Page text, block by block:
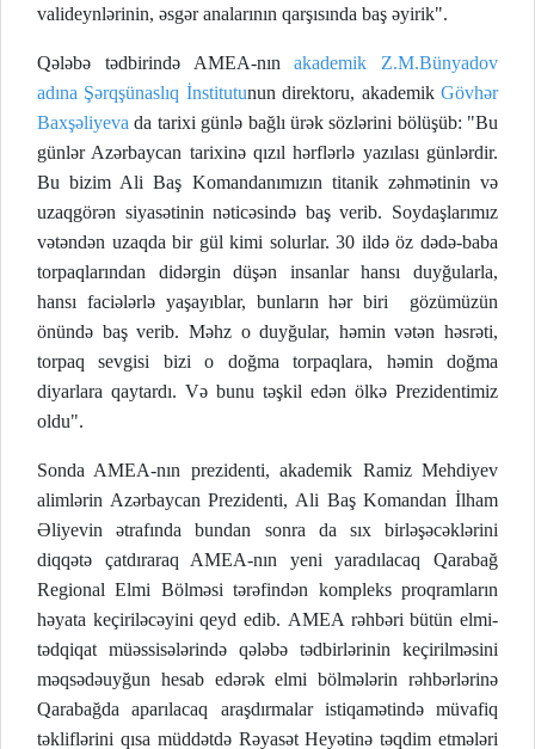
valideynlərinin, əsgər analarının qarşısında baş əyirik".
Qələbə tədbirində AMEA-nınakademik Z.M.Bünyadov
adına Şərqşünaslıq İnstitutunun direktoru, akademikGövhər
Baxşəliyeva da tarixi günlə bağlı ürək sözlərini bölüşüb: "Bu
günlər Azərbaycan tarixinə qızıl hərflərlə yazılası günlərdir.
Bu bizim Ali Baş Komandanımızın titanik zəhmətinin və
uzaqgörən siyasətinin nəticəsində baş verib. Soydaşlarımız
vətəndən uzaqda bir gül kimi solurlar. 30 ildə öz dədə-baba
torpaqlarından didərgin düşən insanlar hansı duyğularla,
hansı faciələrlə yaşayıblar, bunların hər biri gözümüzün
önündə baş verib. Məhz o duyğular, həmin vətən həsrəti,
torpaq sevgisi bizi o doğma torpaqlara, həmin doğma
diyarlara qaytardı. Və bunu təşkil edən ölkə Prezidentimiz
oldu".
Sonda AMEA-nın prezidenti, akademik Ramiz Mehdiyev
alimlərin Azərbaycan Prezidenti, Ali Baş Komandan İlham
Əliyevin ətrafında bundan sonra da sıx birləşəcəklərini
diqqətə çatdıraraq AMEA-nın yeni yaradılacaq Qarabağ
Regional Elmi Bölməsi tərəfindən kompleks proqramların
həyata keçiriləcəyini qeyd edib. AMEA rəhbəri bütün elmi-
tədqiqat müəssisələrində qələbə tədbirlərinin keçirilməsini
məqsədəuyğun hesab edərək elmi bölmələrin rəhbərlərinə
Qarabağda aparılacaq araşdırmalar istiqamətində müvafiq
təkliflərini qısa müddətdə Rəyasət Heyətinə təqdim etmələri